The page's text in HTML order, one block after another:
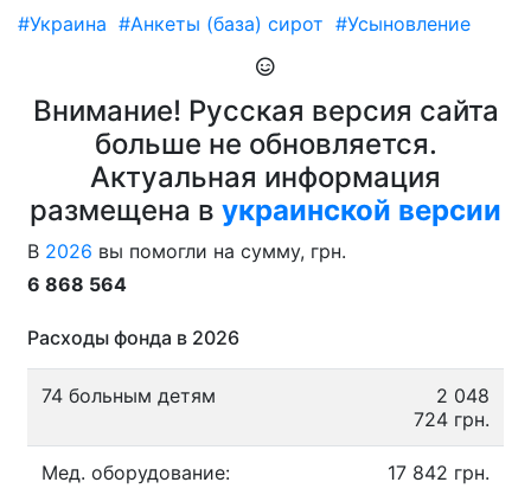
#Украина #Анкеты (база) сирот #Усыновление
Внимание! Русская версия сайта
больше не обновляется.
Актуальная информация
размещена в украинской версии
В 2026 вы помогли на сумму, грн.
6 868 564
Расходы фонда в 2026
74 больным детям
2 048
724 грн.
Мед. оборудование: 17 842 грн.